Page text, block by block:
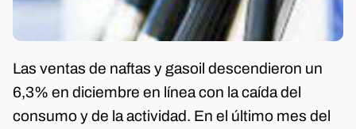
Las ventas de naftas y gasoil descendieron un
6,3% en diciembre en línea con la caída del
consumo y de la actividad. En el último mes del